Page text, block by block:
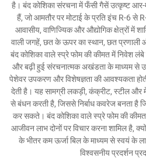
है। बंद कोशिका संरचना में फँसी गैसें उत्कृष्ट आर-
हैं, जो आमतौर पर मोटाई के प्रति इंच R-6 से
आवासीय, वाणिज्यिक और औद्योगिक क्षेत्रों में
वाली जगहें, छत के ऊपर का स्थान, छत प्रणाली
बंद कोशिका वाले स्प्रे फोम की कीमत में निवेश
और बढ़ी हुई संरचनात्मक अखंडता के माध्यम से
पेशेवर उपकरण और विशेषज्ञता की आवश्यकता
देती है। यह सामग्री लकड़ी, कंक्रीट, स्टील
से बंधन करती है, जिससे निर्बाध कवरेज बनता है
कर सकते। बंद कोशिका वाले स्प्रे फोम की
आजीवन लाभ दोनों पर विचार करना शामिल है,
के भीतर कम ऊर्जा बिल के माध्यम से स्वयं के
विश्वसनीय प्रदर्शन